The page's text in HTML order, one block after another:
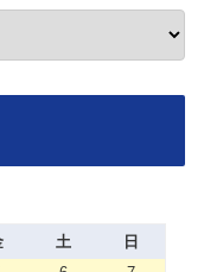
土
日